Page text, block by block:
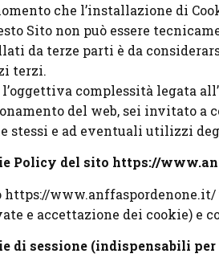
che l’installazione di
Sito non può essere
da terze parti è da
terzi.
complessità legata
del web, sei invitato a
stessi e ad eventuali utilizzi
Policy del sito https://
https://www.anffaspordenone.it/
e accettazione dei cookie) e
di sessione (indispensabili